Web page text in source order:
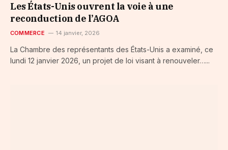
Les États-Unis ouvrent la voie à une
reconduction de l’AGOA
COMMERCE 14 janvier, 2026
La Chambre des représentants des États-Unis a examiné, ce
lundi 12 janvier 2026, un projet de loi visant à renouveler…...